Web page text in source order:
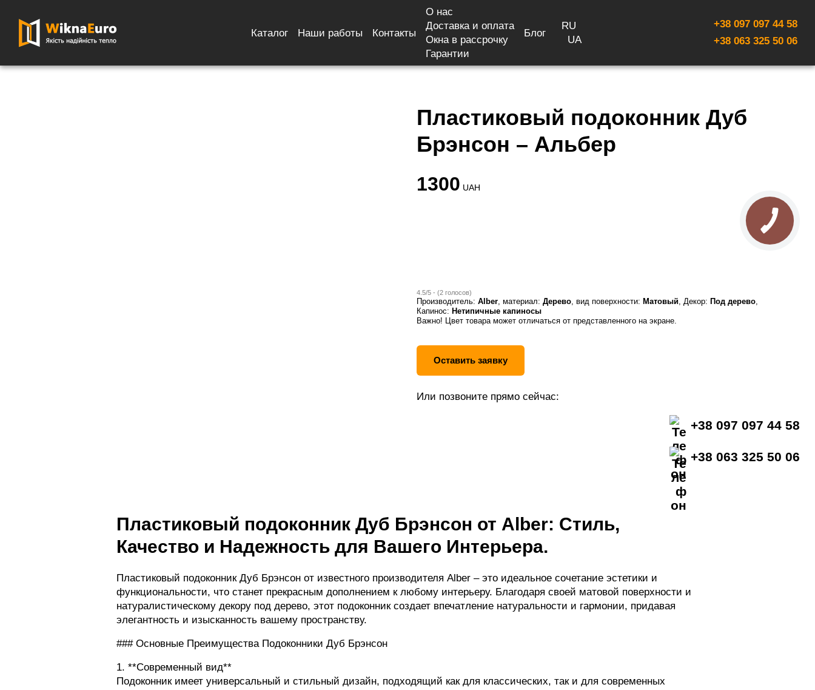
Каталог Наши работы Контакты
О нас
Доставка и оплата
Окна в рассрочку
Гарантии
Блог
RU
UA
+38 097 097 44 58
+38 063 325 50 06
Главная страница»Каталог Пластиковый подоконник Дуб Брэнсон – Альбер
Пластиковый подоконник Дуб
Брэнсон – Альбер
1300 UAH
4.5/5 - (2 голосов)
Производитель: Alber, материал: Дерево, вид поверхности: Матовый, Декор: Под дерево,
Капинос: Нетипичные капиносы
Важно! Цвет товара может отличаться от представленного на экране.
Оставить заявку
Или позвоните прямо сейчас:
+38 097 097 44 58
+38 063 325 50 06
Пластиковый подоконник Дуб Брэнсон от Alber: Стиль,
Качество и Надежность для Вашего Интерьера.
Пластиковый подоконник Дуб Брэнсон от известного производителя Alber – это идеальное сочетание эстетики и
функциональности, что станет прекрасным дополнением к любому интерьеру. Благодаря своей матовой поверхности и
натуралистическому декору под дерево, этот подоконник создает впечатление натуральности и гармонии, придавая
элегантность и изысканность вашему пространству.
### Основные Преимущества Подоконники Дуб Брэнсон
1. **Современный вид**
Подоконник имеет универсальный и стильный дизайн, подходящий как для классических, так и для современных